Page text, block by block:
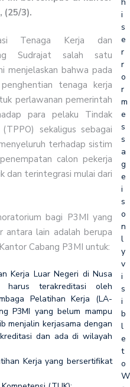
(25/3).
Tenaga Kerja dan
Sudrajat salah satu
menjelaskan bahwa pada
tenaga kerja
perlawanan pemerintah
para pelaku Tindak
sekaligus sebagai
terhadap sistim
calon pekerja
dan terintegrasi mulai dari
bagi P3MI yang
antara lain adalah berupa
Cabang P3MI untuk:
Kerja Luar Negeri di Nusa
terakreditasi oleh
Pelatihan Kerja (LA-
P3MI yang belum mampu
menjalin kerjasama dengan
dan ada di wilayah
Kerja yang bersertifikat
i
s
e
r
r
o
r
m
e
s
s
a
g
e
i
s
o
n
l
y
v
i
s
i
b
l
e
t
o
W